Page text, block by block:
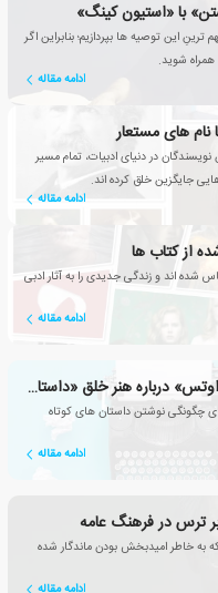
با «استیون کینگ»
این توصیه ها بپردازیم؛ بنابراین اگر
همراه شوید.
ادامه مقاله
نام های مستعار
در دنیای ادبیات، تمام مسیر
جایگزین خلق کرده اند.
ادامه مقاله
از کتاب ها
شده اند و زندگی جدیدی را به آثار ادبی
ادامه مقاله
توصیه های «جویس کارول اوتس» درباره هنر خلق «داستان کوتاه»
ی چگونگی نوشتن داستان های کوتاه
ادامه مقاله
ترس در فرهنگ عامه
به خاطر امیدبخش بودن ماندگار شده